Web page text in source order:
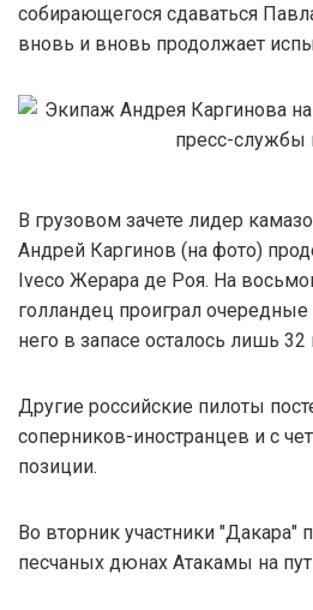
собирающегося сдаваться
вновь и вновь продолжает
В грузовом зачете лидер
Андрей Каргинов (на фото)
Iveco Жерара де Роя. На
голландец проиграл очередные
него в запасе осталось лишь
Другие российские пилоты
соперников-иностранцев и с
позиции.
Во вторник участники "Дакара"
песчаных дюнах Атакамы на